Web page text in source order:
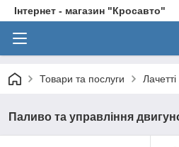
Інтернет - магазин "Кросавто"
Товари та послуги Лачетті
Паливо та управління